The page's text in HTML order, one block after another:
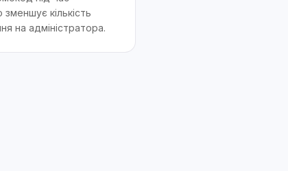
кількість
на адміністратора.